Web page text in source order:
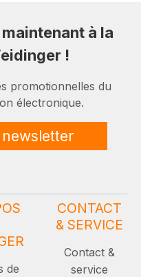
à la
!
promotionnelles du
électronique.
newsletter
de
CONTACT
& SERVICE
Contact &
service